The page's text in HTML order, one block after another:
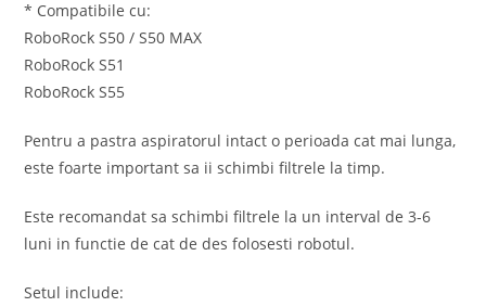
* Compatibile cu:
RoboRock S50 / S50 MAX
RoboRock S51
RoboRock S55
Pentru a pastra aspiratorul intact o perioada cat mai lunga,
este foarte important sa ii schimbi filtrele la timp.
Este recomandat sa schimbi filtrele la un interval de 3-6
luni in functie de cat de des folosesti robotul.
Setul include: